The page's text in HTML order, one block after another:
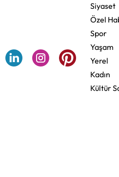
Siyaset
Özel
Spor
Yaşam
Yerel
Kadın
Kültür